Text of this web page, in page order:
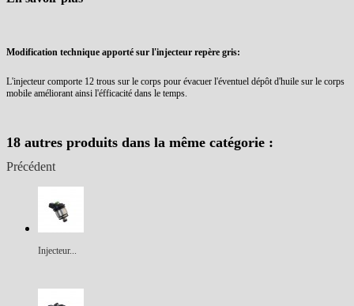
Modification technique apporté sur l'injecteur repère gris:
L'injecteur comporte 12 trous sur le corps pour évacuer l'éventuel dépôt d'huile sur le corps
mobile améliorant ainsi l'éfficacité dans le temps.
18 autres produits dans la même catégorie :
Précédent
Injecteur...